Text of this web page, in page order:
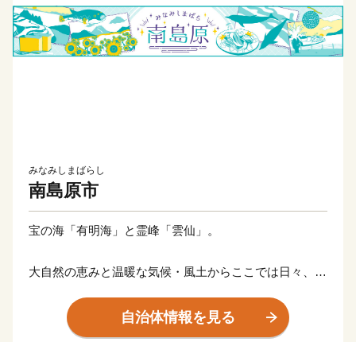
みなみしまばらし
南島原市
宝の海「有明海」と霊峰「雲仙」。
大自然の恵みと温暖な気候・風土からここでは日々、た
また、島原半島の素麺（島原手延べそうめん）は国内２
自治体情報を見る